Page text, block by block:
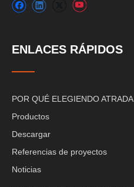
ENLACES RÁPIDOS
POR QUÉ ELEGIENDO ATRADA
Productos
Descargar
Referencias de proyectos
Noticias